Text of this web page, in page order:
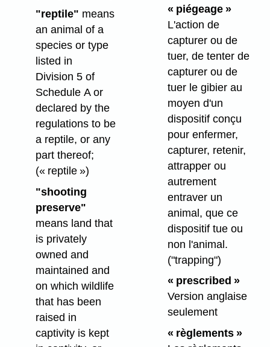
"reptile" means
an animal of a
species or type
listed in
Division 5 of
Schedule A or
declared by the
regulations to be
a reptile, or any
part thereof;
(« reptile »)
"shooting
preserve"
means land that
is privately
owned and
maintained and
on which wildlife
that has been
raised in
captivity is kept
« piégeage »
L'action de
capturer ou de
tuer, de tenter de
capturer ou de
tuer le gibier au
moyen d'un
dispositif conçu
pour enfermer,
capturer, retenir,
attrapper ou
autrement
entraver un
animal, que ce
dispositif tue ou
non l'animal.
("trapping")
« prescribed »
Version anglaise
seulement
« règlements »